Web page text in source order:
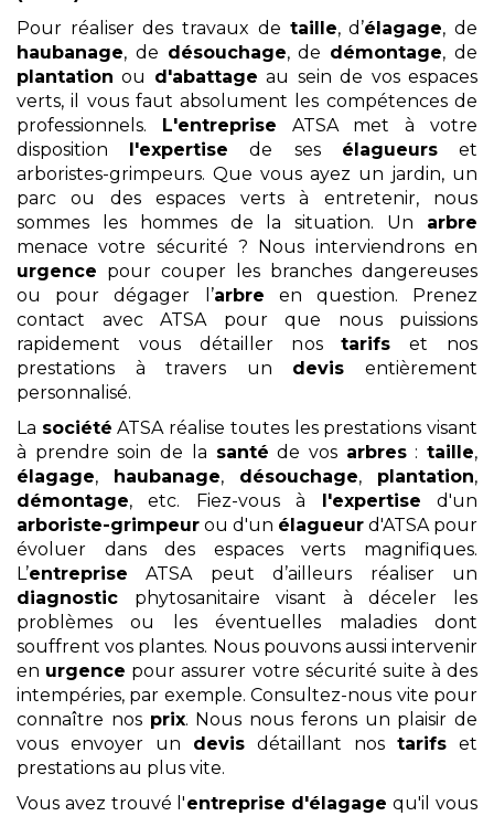
Pour réaliser des travaux de taille, d’élagage, de
haubanage, de désouchage, de démontage, de
plantation ou d'abattage au sein de vos espaces
verts, il vous faut absolument les compétences de
professionnels.
L'entreprise ATSA met à votre
disposition
l'expertise de ses élagueurset
arboristes-grimpeurs. Que vous ayez un jardin, un
parc ou des espaces verts à entretenir, nous
sommes les hommes de la situation. Un arbre
menace votre sécurité ? Nous interviendrons en
urgence pour couper les branches dangereuses
ou pour dégager l’arbre en question. Prenez
contact avec ATSA pour que nous puissions
rapidement vous détailler nostarifs et nos
prestations à travers un devis entièrement
personnalisé.
La société ATSA réalise toutes les prestations visant
à prendre soin de la santé de vos arbres:taille,
élagage, haubanage, désouchage, plantation,
démontage, etc. Fiez-vous à l'expertise d'un
arboriste-grimpeur ou d'un élagueur d'ATSA pour
évoluer dans des espaces verts magnifiques.
L’entreprise ATSA peut d’ailleurs réaliser un
diagnostic phytosanitaire visant à déceler les
problèmes ou les éventuelles maladies dont
souffrent vos plantes. Nous pouvons aussi intervenir
en urgence pour assurer votre sécurité suite à des
intempéries, par exemple. Consultez-nous vite pour
connaître nos prix. Nous nous ferons un plaisir de
vous envoyer un devis détaillant nos tarifs et
prestations au plus vite.
Vous avez trouvé l'entreprise d'élagage qu'il vous